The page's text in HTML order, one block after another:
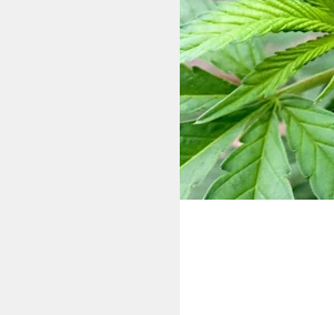
veranstaltungen
shop
fragen & hilfe
unterstützen
abo